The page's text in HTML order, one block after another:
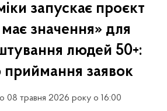
запускає проєкт
значення» для
людей 50+:
приймання заявок
08 травня 2026 року о 16:00